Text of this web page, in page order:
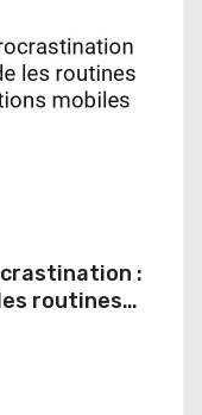
:
routines
mobiles